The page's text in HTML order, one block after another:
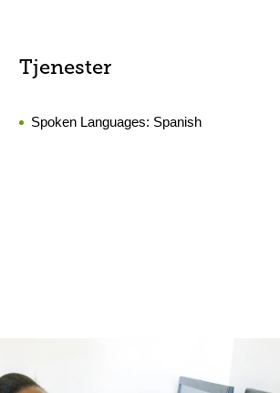
Tjenester
Spoken Languages: Spanish